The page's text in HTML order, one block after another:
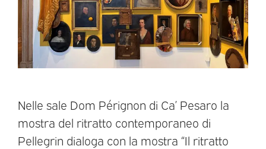
Nelle sale Dom Pérignon di Ca’ Pesaro la
mostra del ritratto contemporaneo di
Pellegrin dialoga con la mostra “Il ritratto